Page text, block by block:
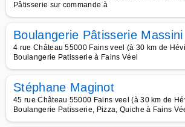
Pâtisserie sur commande à
Boulangerie Pâtisserie Massini
4 rue Château 55000 Fains veel (à 30 km de
Boulangerie Patisserie à Fains Véel
Stéphane Maginot
45 rue Château 55000 Fains veel (à 30 km de
Boulangerie Patisserie, Pizza, Quiche à Fains